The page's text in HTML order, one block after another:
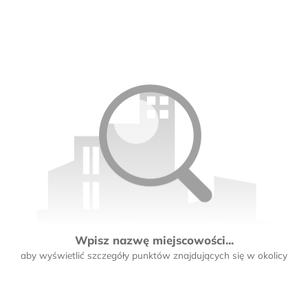
Wpisz nazwę miejscowości...
aby wyświetlić szczegóły punktów znajdujących się w okolicy